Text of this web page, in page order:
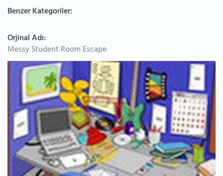
Benzer Kategoriler:
Orjinal Adı:
Messy Student Room Escape